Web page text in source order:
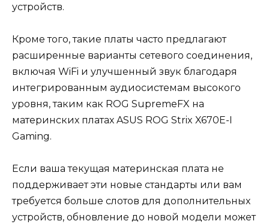
устройств.
Кроме того, такие платы часто предлагают
расширенные варианты сетевого соединения,
включая WiFi и улучшенный звук благодаря
интегрированным аудиосистемам высокого
уровня, таким как ROG SupremeFX на
материнских платах ASUS ROG Strix X670E-I
Gaming.
Если ваша текущая материнская плата не
поддерживает эти новые стандарты или вам
требуется больше слотов для дополнительных
устройств, обновление до новой модели может